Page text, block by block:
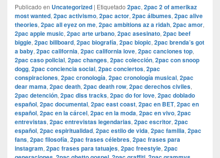
Publicado en Uncategorized | Etiquetado 2pac, 2pac 2 of amerikaz
most wanted, 2pac activismo, 2pac actor, 2pac álbumes, 2pac alive
theories, 2pac all eyez on me, 2pac ambitions az a ridah, 2pac amor,
2pac apple music, 2pac arte urbano, 2pac asesinato, 2pac beef
biggie, 2pac billboard, 2pac biografía, 2pac biopic, 2pac brenda’s got
a baby, 2pac california, 2pac california love, 2pac canciones top,
2pac caso policial, 2pac changes, 2pac colección, 2pac con snoop
dogg, 2pac conciencia social, 2pac conciertos, 2pac
conspiraciones, 2pac cronología, 2pac cronología musical, 2pac
dear mama, 2pac death, 2pac death row, 2pac derechos civiles,
2pac detención, 2pac diss tracks, 2pac do for love, 2pac doblado
español, 2pac documental, 2pac east coast, 2pac en BET, 2pac en
español, 2pac en la cárcel, 2pac en la moda, 2pac en vivo, 2pac
entrevistas, 2pac entrevistas legendarias, 2pac escritor, 2pac
español, 2pac espiritualidad, 2pac estilo de vida, 2pac familia, 2pac
fans, 2pac filosofía, 2pac frases célebres, 2pac frases para
instagram, 2pac frases para tatuajes, 2pac freestyle, 2pac